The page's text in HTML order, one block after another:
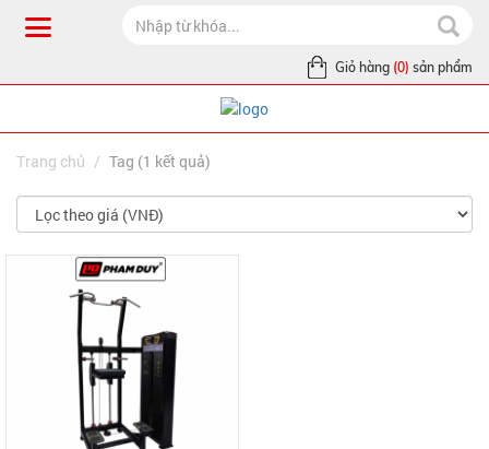
Giỏ hàng (0) sản phẩm
Trang chủ Tag (1 kết quả)